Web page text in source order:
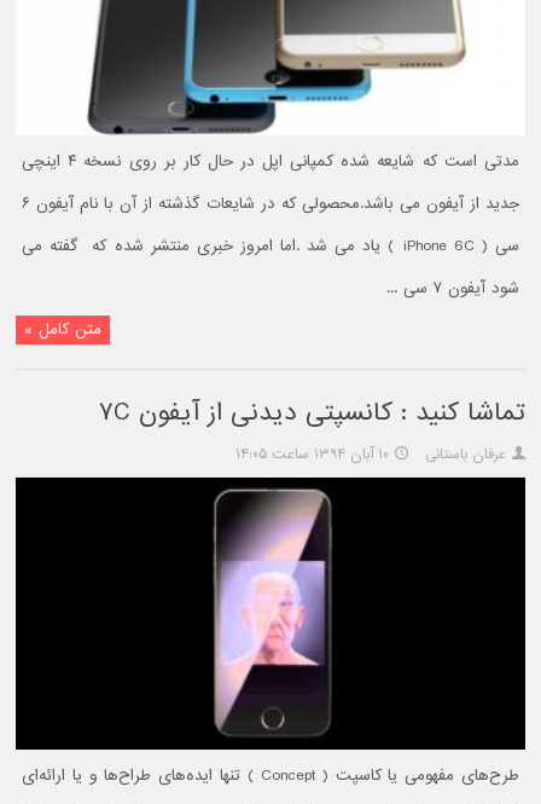
مدتی است که شایعه شده کمپانی اپل در حال کار بر روی نسخه ۴ اینچی
جدید از آیفون می باشد.محصولی که در شایعات گذشته از آن با نام آیفون ۶
سی ( iPhone 6C ) یاد می شد .اما امروز خبری منتشر شده که گفته می
شود آیفون ۷ سی ...
متن کامل »
تماشا کنید : کانسپتی دیدنی از آیفون ۷C
عرفان باستانی ۱۰ آبان ۱۳۹۴ ساعت ۱۴:۰۵
طرح‌های مفهومی یا کاسپت ( Concept ) تنها ایده‌های طراح‌ها و یا ارائه‌ای